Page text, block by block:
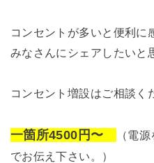
コンセントが多いと便利に
みなさんにシェアしたいと
コンセント増設はご相談く
一箇所4500円〜
（電
でお伝え下さい。）